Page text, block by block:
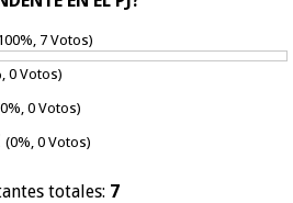
7 Votos)
0 Votos)
0 Votos)
(0%, 0 Votos)
totales: 7